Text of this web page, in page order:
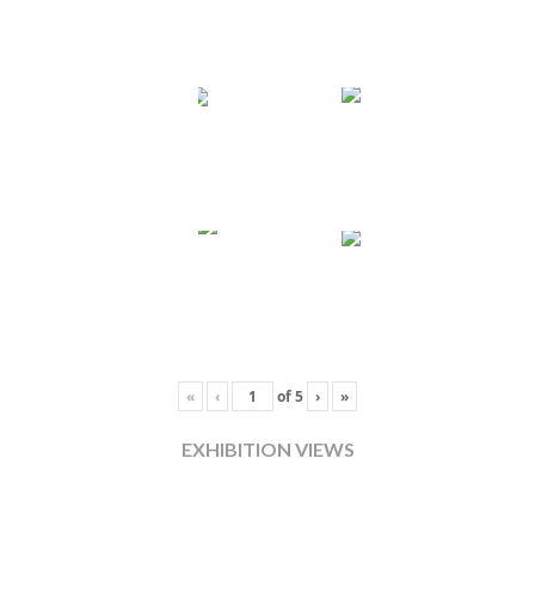
« ‹ of5 › »
EXHIBITION VIEWS